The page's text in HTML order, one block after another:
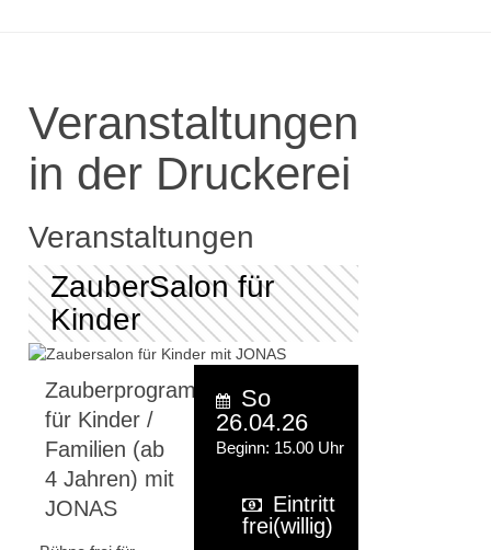
Veranstaltungen
in der Druckerei
Veranstaltungen
ZauberSalon für
Kinder
Zauberprogramm
für Kinder /
Familien (ab
4 Jahren) mit
JONAS
So
26.04.26
Beginn: 15.00 Uhr
Eintritt
frei(willig)